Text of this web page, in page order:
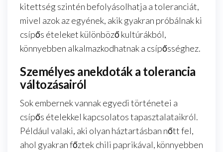
kitettség szintén befolyásolhatja a toleranciát,
mivel azok az egyének, akik gyakran próbálnak ki
csípős ételeket különböző kultúrákból,
könnyebben alkalmazkodhatnak a csípősséghez.
Személyes anekdoták a tolerancia
változásairól
Sok embernek vannak egyedi történetei a
csípős ételekkel kapcsolatos tapasztalataikról.
Például valaki, aki olyan háztartásban nőtt fel,
ahol gyakran főztek chili paprikával, könnyebben